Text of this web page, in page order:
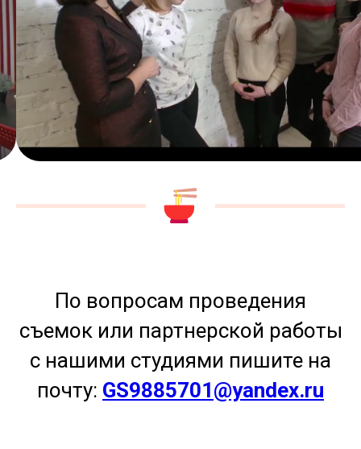
По вопросам проведения
съемок или партнерской работы
с нашими студиями пишите на
почту: GS9885701@yandex.ru